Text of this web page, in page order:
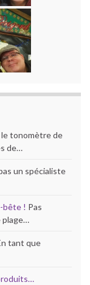
le tonomètre de
de…
un spécialiste
bête ! Pas
plage…
tant que